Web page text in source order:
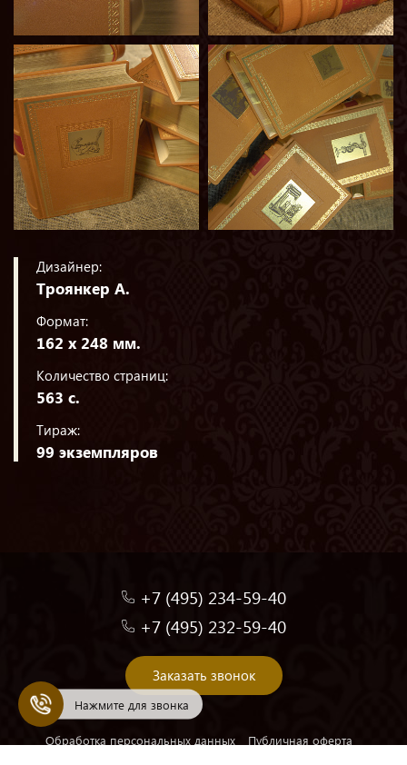
Дизайнер:
Троянкер А.
Формат:
162 х 248 мм.
Количество страниц:
563 с.
Тираж:
99 экземпляров
+7 (495) 234-59-40
+7 (495) 232-59-40
Заказать звонок
Обработка персональных данных Публичная оферта
Нажмите для звонка